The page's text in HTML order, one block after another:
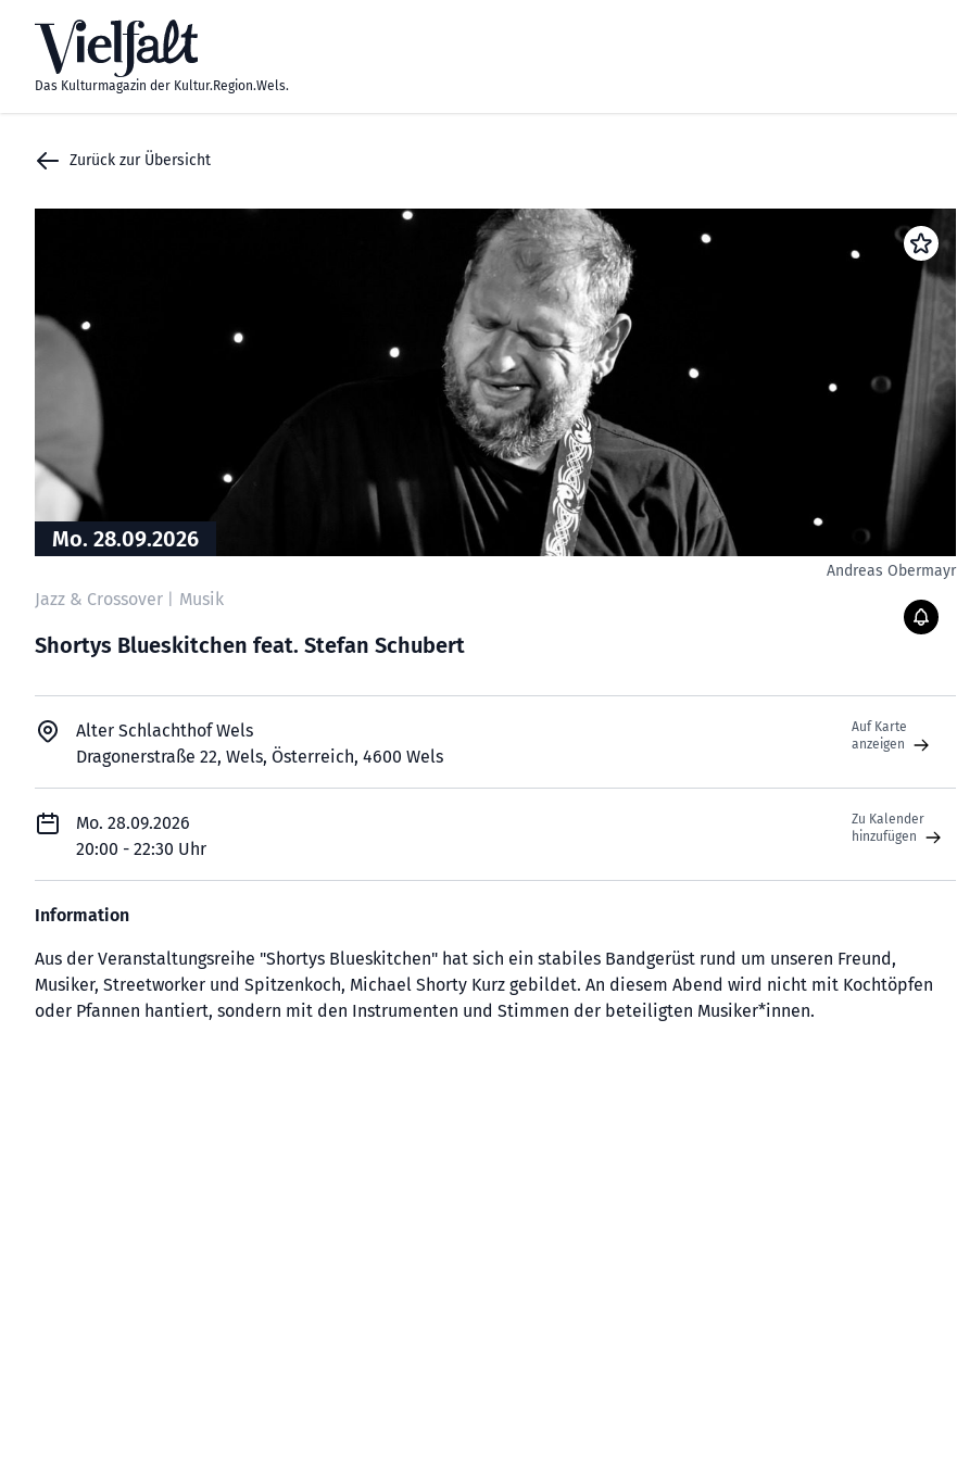
Das Kulturmagazin der Kultur.Region.Wels.
Zurück zur Übersicht
Mo. 28.09.2026
Andreas Obermayr
Jazz & Crossover Musik
Shortys Blueskitchen feat. Stefan Schubert
Alter Schlachthof Wels
Dragonerstraße 22, Wels, Österreich, 4600 Wels
Auf Karte
anzeigen
Mo. 28.09.2026
20:00 - 22:30 Uhr
Zu Kalender
hinzufügen
Information
Aus der Veranstaltungsreihe "Shortys Blueskitchen" hat sich ein stabiles Bandgerüst rund um unseren Freund,
Musiker, Streetworker und Spitzenkoch, Michael Shorty Kurz gebildet. An diesem Abend wird nicht mit Kochtöpfen
oder Pfannen hantiert, sondern mit den Instrumenten und Stimmen der beteiligten Musiker*innen.